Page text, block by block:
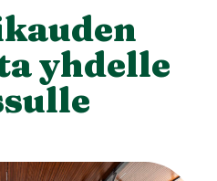
yhdelle